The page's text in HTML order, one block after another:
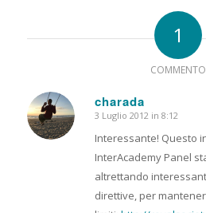
1
COMMENTO
charada
dice:
3 Luglio 2012 in 8:12
Interessante! Questo
InterAcademy Panel
altrettando
direttive, per